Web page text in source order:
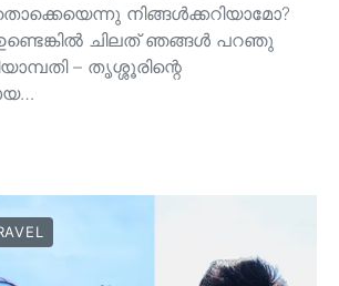
നിങ്ങൾക്കറിയാമോ?
ചിലത് ഞങ്ങൾ പറഞു
– തൃശ്ശൂരിന്റെ